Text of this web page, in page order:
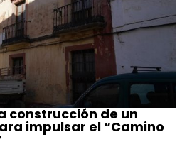
construcción de un
impulsar el “Camino